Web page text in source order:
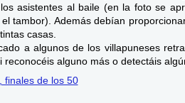
asistentes al baile (en la foto se
tambor). Además debían
casas.
a algunos de los villapuneses
reconocéis alguno más o detectáis